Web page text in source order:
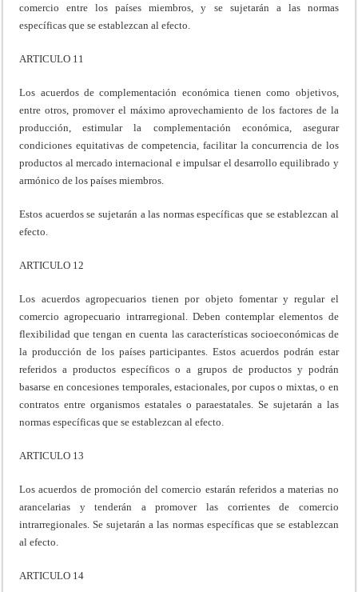
comercio entre los países miembros, y se sujetarán a las normas
específicas que se establezcan al efecto.
ARTICULO 11
Los acuerdos de complementación económica tienen como objetivos,
entre otros, promover el máximo aprovechamiento de los factores de la
producción, estimular la complementación económica, asegurar
condiciones equitativas de competencia, facilitar la concurrencia de los
productos al mercado internacional e impulsar el desarrollo equilibrado y
armónico de los países miembros.
Estos acuerdos se sujetarán a las normas específicas que se establezcan al
efecto.
ARTICULO 12
Los acuerdos agropecuarios tienen por objeto fomentar y regular el
comercio agropecuario intrarregional. Deben contemplar elementos de
flexibilidad que tengan en cuenta las características socioeconómicas de
la producción de los países participantes. Estos acuerdos podrán estar
referidos a productos específicos o a grupos de productos y podrán
basarse en concesiones temporales, estacionales, por cupos o mixtas, o en
contratos entre organismos estatales o paraestatales. Se sujetarán a las
normas específicas que se establezcan al efecto.
ARTICULO 13
Los acuerdos de promoción del comercio estarán referidos a materias no
arancelarias y tenderán a promover las corrientes de comercio
intrarregionales. Se sujetarán a las normas específicas que se establezcan
al efecto.
ARTICULO 14